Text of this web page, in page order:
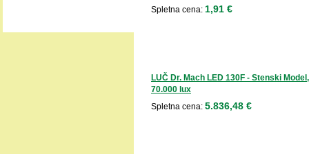
Spletna cena: 1,91 €
LUČ Dr. Mach LED 130F - Stenski Model,
70.000 lux
Spletna cena: 5.836,48 €